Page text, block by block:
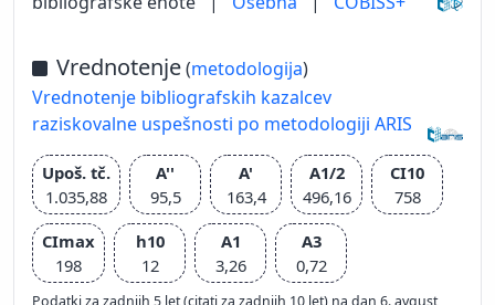
Vrednotenje(metodologija)
Vrednotenje bibliografskih kazalcev
raziskovalne uspešnosti po metodologiji ARIS
Upoš. tč.
1.035,88
A''
95,5
A'
163,4
A1/2
496,16
CI10
758
CImax
198
h10
12
A1
3,26
A3
0,72
Podatki za zadnjih 5 let (citati za zadnjih 10 let) na dan 6. avgust